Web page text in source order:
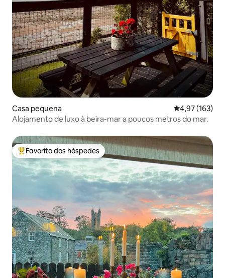
Casa pequena Classificação
4,97 (163)
Alojamento de luxo à beira-mar a poucos metros do mar.
Favoritos dos hóspedes mais apreciados
Favorito dos hóspedes